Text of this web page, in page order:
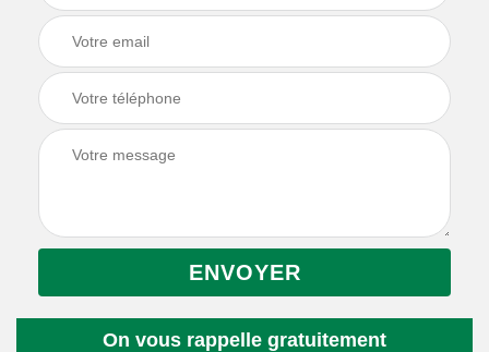
On vous rappelle gratuitement